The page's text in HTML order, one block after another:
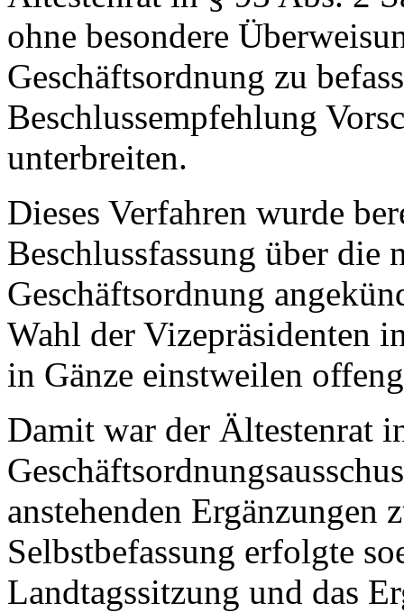
ohne besondere
Geschäftsordnung zu
Beschlussempfehlung
unterbreiten.
Dieses Verfahren wurde
Beschlussfassung über die
Geschäftsordnung
Wahl der Vizepräsidenten
in Gänze einstweilen
Damit war der Ältestenrat
anstehenden Ergänzungen
Selbstbefassung erfolgte
Landtagssitzung und das